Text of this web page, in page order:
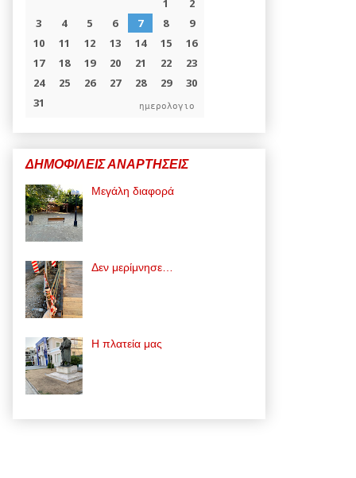
ημερολογιο
ΔΗΜΟΦΙΛΕΙΣ ΑΝΑΡΤΗΣΕΙΣ
Μεγάλη διαφορά
Δεν μερίμνησε…
Η πλατεία μας